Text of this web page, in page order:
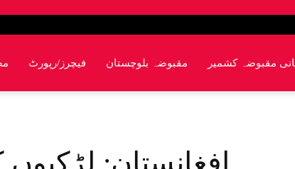
فیچرز/رپورٹ مقبوضہ بلوچستان مقبوضہ کشمیر